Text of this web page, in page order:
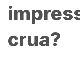
crua?